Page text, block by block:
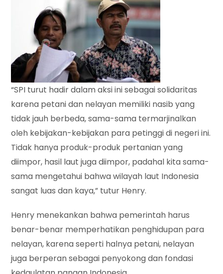
“SPI turut hadir dalam aksi ini sebagai solidaritas
karena petani dan nelayan memiliki nasib yang
tidak jauh berbeda, sama-sama termarjinalkan
oleh kebijakan-kebijakan para petinggi di negeri ini.
Tidak hanya produk-produk pertanian yang
diimpor, hasil laut juga diimpor, padahal kita sama-
sama mengetahui bahwa wilayah laut Indonesia
sangat luas dan kaya,” tutur Henry.
Henry menekankan bahwa pemerintah harus
benar-benar memperhatikan penghidupan para
nelayan, karena seperti halnya petani, nelayan
juga berperan sebagai penyokong dan fondasi